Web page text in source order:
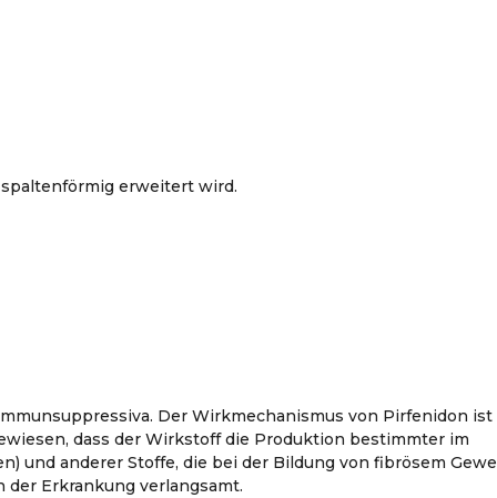
erweitert wird.
Der Wirkmechanismus von Pirfenidon ist
dass der Wirkstoff die Produktion bestimmter im
und anderer Stoffe, die bei der Bildung von fibrösem
Erkrankung verlangsamt.